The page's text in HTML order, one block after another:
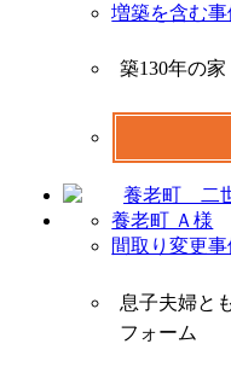
増築を含む事
築130年の
養老町 Ａ様
間取り変更事
息子夫婦と
フォーム